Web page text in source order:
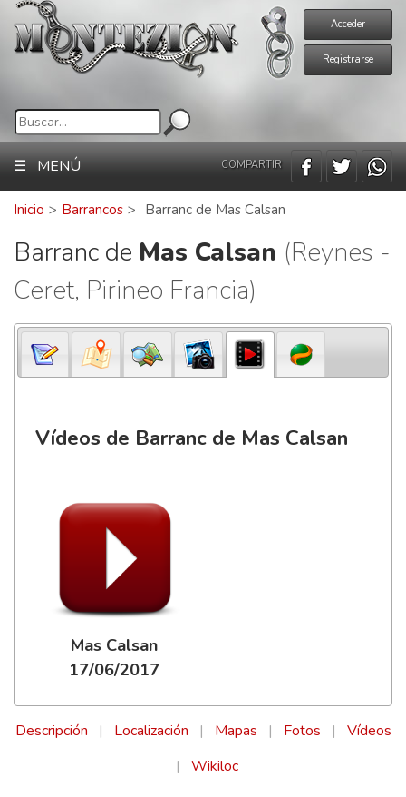
Acceder
Registrarse
☰ MENÚ COMPARTIR
Inicio > Barrancos > Barranc de Mas Calsan
Barranc de Mas Calsan (Reynes -
Ceret, Pirineo Francia)
Vídeos de Barranc de Mas Calsan
Mas Calsan
17/06/2017
Descripción | Localización | Mapas | Fotos |
Vídeos
|
Wikiloc